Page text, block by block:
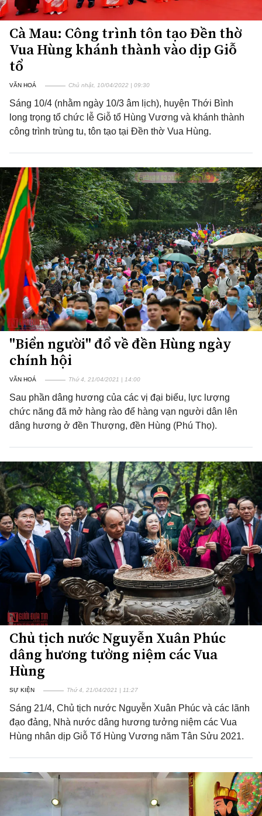
Cà Mau: Công trình tôn tạo Đền thờ
Vua Hùng khánh thành vào dịp Giỗ
tổ
VĂN HOÁ Chủ nhật, 10/04/2022 | 09:30
Sáng 10/4 (nhằm ngày 10/3 âm lịch), huyện Thới Bình
long trọng tổ chức lễ Giỗ tổ Hùng Vương và khánh thành
công trình trùng tu, tôn tạo tại Đền thờ Vua Hùng.
"Biển người" đổ về đền Hùng ngày
chính hội
VĂN HOÁ Thứ 4, 21/04/2021 | 14:00
Sau phần dâng hương của các vị đại biểu, lực lượng
chức năng đã mở hàng rào để hàng vạn người dân lên
dâng hương ở đền Thượng, đền Hùng (Phú Thọ).
Chủ tịch nước Nguyễn Xuân Phúc
dâng hương tưởng niệm các Vua
Hùng
SỰ KIỆN Thứ 4, 21/04/2021 | 11:27
Sáng 21/4, Chủ tịch nước Nguyễn Xuân Phúc và các lãnh
đạo đảng, Nhà nước dâng hương tưởng niệm các Vua
Hùng nhân dịp Giỗ Tổ Hùng Vương năm Tân Sửu 2021.